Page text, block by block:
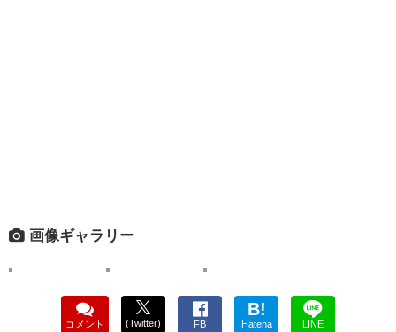
画像ギャラリー
コメント (Twitter) FB
B!
Hatena LINE